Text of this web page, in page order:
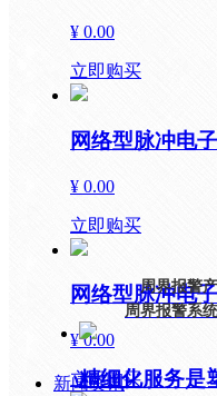
¥ 0.00
立即购买
网络型脉冲电
¥ 0.00
立即购买
网络型脉冲电
¥ 0.00
立即购买
周界报警
周界报警系
精细化服务是
新闻资讯